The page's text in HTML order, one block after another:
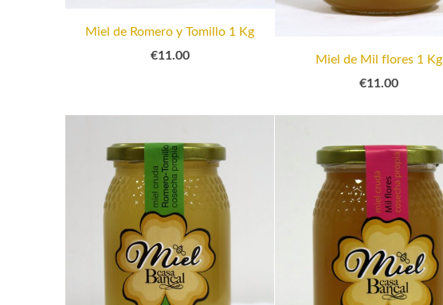
Miel de Romero y Tomillo 1 Kg
€11.00 Miel de Mil flores 1 Kg
€11.00